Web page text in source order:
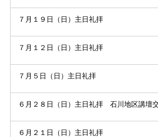
７月１９日（日）主日礼拝
７月１２日（日）主日礼拝
７月５日（日）主日礼拝
６月２８日（日）主日礼拝 石川地区講壇
６月２１日（日）主日礼拝